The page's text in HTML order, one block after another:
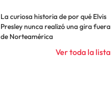
La curiosa historia de por qué Elvis
Presley nunca realizó una gira fuera
de Norteamérica
Ver toda la lista